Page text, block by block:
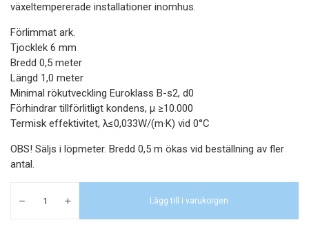
växeltempererade installationer inomhus.
Förlimmat ark.
Tjocklek 6 mm
Bredd 0,5 meter
Längd 1,0 meter
Minimal rökutveckling Euroklass B-s2, d0
Förhindrar tillförlitligt kondens, µ ≥10.000
Termisk effektivitet, λ≤0,033W/(m·K) vid 0°C
OBS! Säljs i löpmeter. Bredd 0,5 m ökas vid beställning av fler
antal.
Lägg till i varukorgen